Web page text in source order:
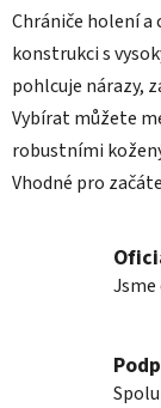
Chrániče holení a
konstrukci s
pohlcuje nárazy,
Vybírat můžete
robustními
Vhodné pro